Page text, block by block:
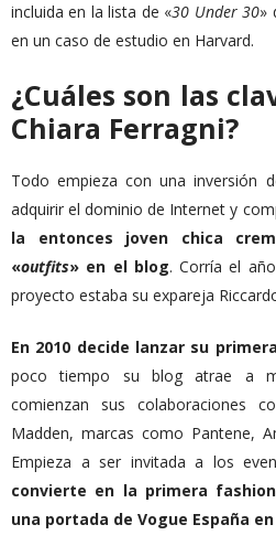
incluida en la lista de «30 Under 30»
en un caso de estudio en Harvard.
¿Cuáles son las
Chiara Ferragni?
Todo empieza con una inversión
adquirir el dominio de Internet y
la entonces joven chica
«outfits» en el blog. Corría el
proyecto estaba su expareja
En 2010 decide lanzar su
poco tiempo su blog atrae a
comienzan sus colaboraciones
Madden, marcas como Pantene,
Empieza a ser invitada a los
convierte en la primera
una portada de Vogue España en